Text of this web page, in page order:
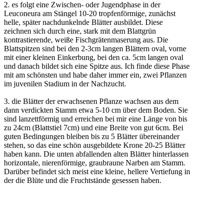
2. es folgt eine Zwischen- oder Jugendphase in der
Leuconeura am Stängel 10-20 tropfenförmige, zunächst
helle, später nachdunkelnde Blätter ausbildet. Diese
zeichnen sich durch eine, stark mit dem Blattgrün
kontrastierende, weiße Fischgrätenmaserung aus. Die
Blattspitzen sind bei den 2-3cm langen Blättern oval, vorne
mit einer kleinen Einkerbung, bei den ca. 5cm langen oval
und danach bildet sich eine Spitze aus. Ich finde diese Phase
mit am schönsten und habe daher immer ein, zwei Pflanzen
im juvenilen Stadium in der Nachzucht.
3. die Blätter der erwachsenen Pflanze wachsen aus dem
dann verdickten Stamm etwa 5-10 cm über dem Boden. Sie
sind lanzettförmig und erreichen bei mir eine Länge von bis
zu 24cm (Blattstiel 7cm) und eine Breite von gut 6cm. Bei
guten Bedingungen bleiben bis zu 5 Blätter übereinander
stehen, so das eine schön ausgebildete Krone 20-25 Blätter
haben kann. Die unten abfallenden alten Blätter hinterlassen
horizontale, nierenförmige, graubraune Narben am Stamm.
Darüber befindet sich meist eine kleine, hellere Vertiefung in
der die Blüte und die Fruchtstände gesessen haben.